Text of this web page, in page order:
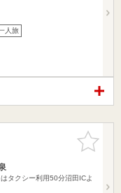
人旅
お気に入
りに追加
タクシー利用50分沼田ICよ